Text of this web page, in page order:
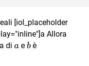
[iol_placeholder
Allora
di a
a e b
b è